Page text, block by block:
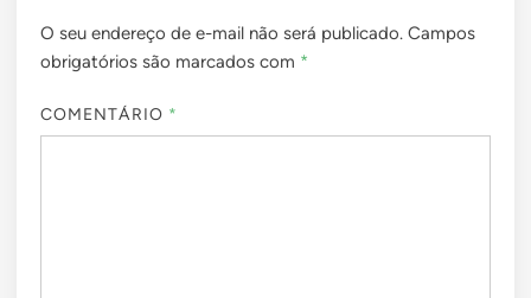
O seu endereço de e-mail não será publicado. Campos
obrigatórios são marcados com *
COMENTÁRIO *